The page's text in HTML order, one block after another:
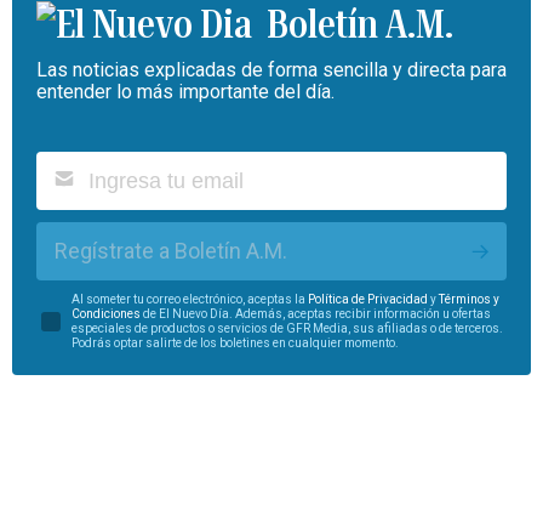
Boletín A.M.
Las noticias explicadas de forma sencilla y directa para
entender lo más importante del día.
Regístrate a Boletín A.M.
Al someter tu correo electrónico, aceptas la Política de Privacidad yTérminos y
Condiciones de El Nuevo Día. Además, aceptas recibir información u ofertas
especiales de productos o servicios de GFR Media, sus afiliadas o de terceros.
Podrás optar salirte de los boletines en cualquier momento.